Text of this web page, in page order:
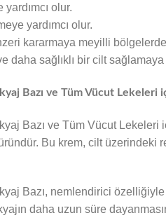
olur.
yardımcı olur.
kararmaya meyilli
daha sağlıklı bir cilt sağlamaya
Bazı ve Tüm Vücut Lekeleri
Bazı ve Tüm Vücut
Bu krem, cilt üzerindeki
Bazı, nemlendirici
daha uzun süre